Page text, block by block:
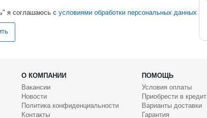
я соглашаюсь с условиями обработки персональных данных
О КОМПАНИИ
ПОМОЩЬ
Вакансии
Новости
Политика конфиденциальности
Контакты
Условия оплаты
Приобрести в кредит
Варианты доставки
Гарантия